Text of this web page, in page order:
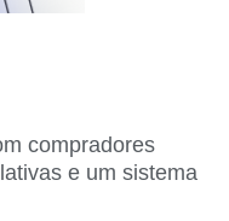
compradores
e um sistema